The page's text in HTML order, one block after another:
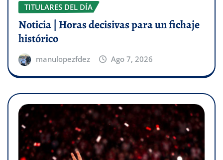
TITULARES DEL DÍA
Noticia | Horas decisivas para un fichaje
histórico
manulopezfdez Ago 7, 2026